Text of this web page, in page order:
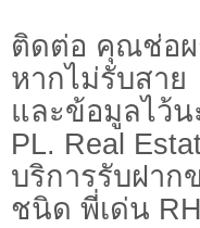
ติดต่อ คุณช่อผ
หากไม่รับสา
และข้อมูลไว้น
PL. Real
บริการรับฝา
ชนิด พี่เด่น